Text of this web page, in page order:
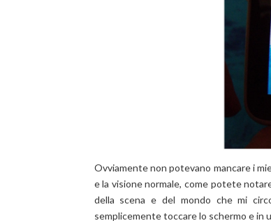
Ovviamente non potevano mancare i
e la visione normale, come potete
della scena e del mondo che mi
semplicemente toccare lo schermo e in